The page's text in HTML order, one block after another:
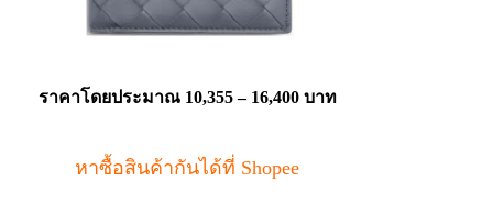
ราคาโดยประมาณ 10,355 – 16,400 บาท
หาซื้อสินค้ากันได้ที่ Shopee